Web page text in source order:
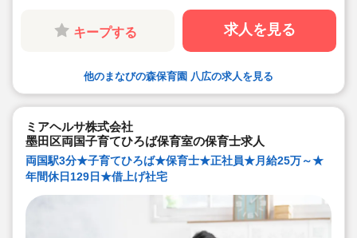
キープする 求人を見る
他のまなびの森保育園 八広の求人を見る
ミアヘルサ株式会社
墨田区両国子育てひろば保育室の保育士求人
両国駅3分★子育てひろば★保育士★正社員★月給25万～★
年間休日129日★借上げ社宅